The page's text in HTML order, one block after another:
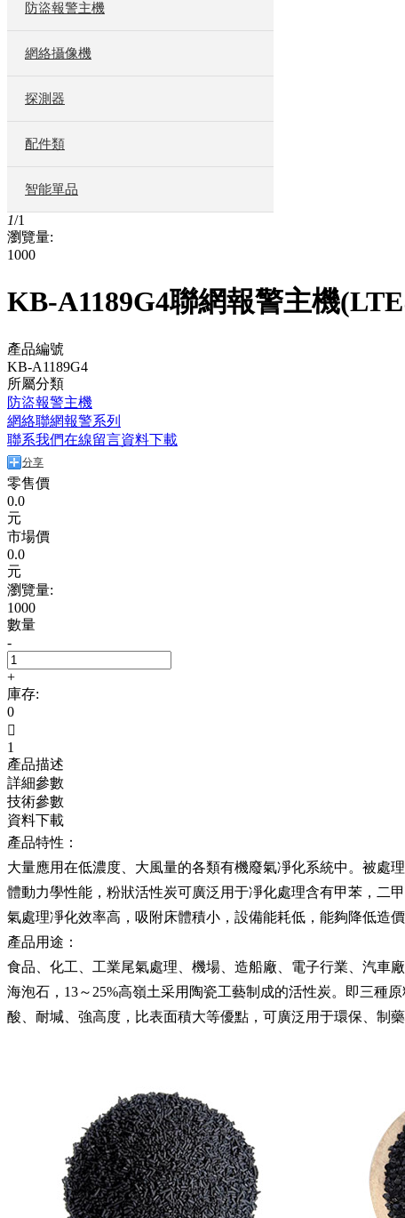
防盜報警主機
網絡攝像機
探測器
配件類
智能單品
1/1
瀏覽量:
1000
KB-A1189G4聯網報警主機
產品編號
KB-A1189G4
所屬分類
防盜報警主機
網絡聯網報警系列
聯系我們在線留言資料下載
分享
零售價
0.0
元
市場價
0.0
元
瀏覽量:
1000
數量
-
+
庫存:
0

1
產品描述
詳細參數
技術參數
資料下載
產品特性：
大量應用在低濃度、大風量的各類有機廢氣凈化系統中。被處
體動力學性能，粉狀活性炭可廣泛用于凈化處理含有甲苯，二
氣處理凈化效率高，吸附床體積小，設備能耗低，能夠降低造
產品用途：
食品、化工、工業尾氣處理、機場、造船廠、電子行業、汽車
海泡石，13～25%高嶺土采用陶瓷工藝制成的活性炭。即三種
酸、耐堿、強高度，比表面積大等優點，可廣泛用于環保、制